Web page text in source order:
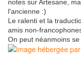
notes sur Artesane,
l'ancienne :)
Le ralenti et la
amis non-
On peut néanmoins